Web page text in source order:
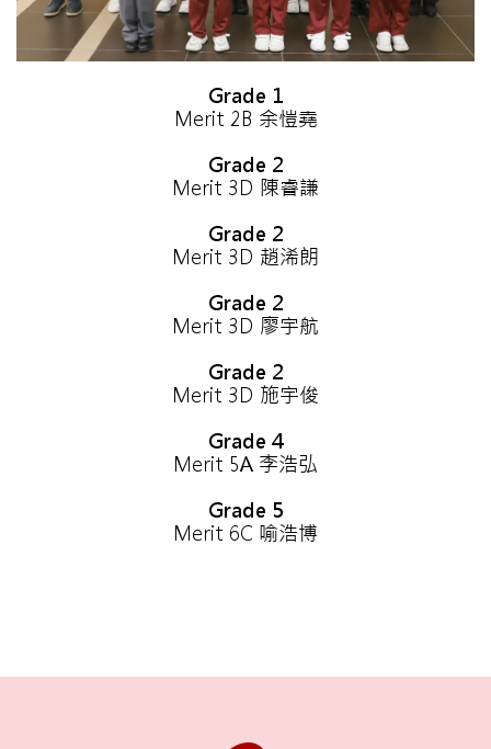
Grade 1
Merit 2B 余愷堯
Grade 2
Merit 3D 陳睿謙
Grade 2
Merit 3D 趙浠朗
Grade 2
Merit 3D 廖宇航
Grade 2
Merit 3D 施宇俊
Grade 4
Merit 5A 李浩弘
Grade 5
Merit 6C 喻浩博